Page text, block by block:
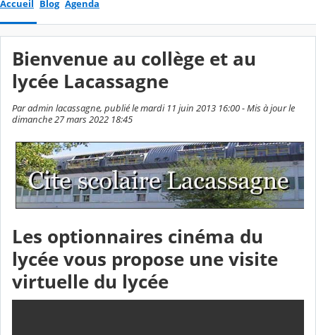
Accueil Blog Agenda
Bienvenue au collège et au
lycée Lacassagne
Par admin lacassagne, publié le mardi 11 juin 2013 16:00 - Mis à jour le
dimanche 27 mars 2022 18:45
Les optionnaires cinéma du
lycée vous propose une visite
virtuelle du lycée